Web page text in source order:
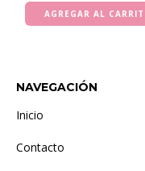
NAVEGACIÓN
Inicio
Contacto